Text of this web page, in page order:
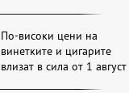
По-високи цени на
винетките и цигарите
влизат в сила от 1 август